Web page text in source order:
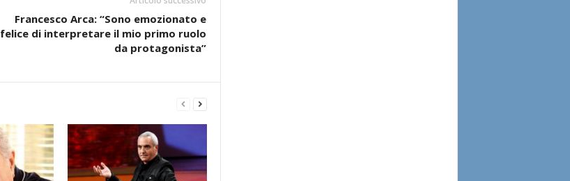
Francesco Arca: “Sono emozionato e
felice di interpretare il mio primo ruolo
da protagonista”